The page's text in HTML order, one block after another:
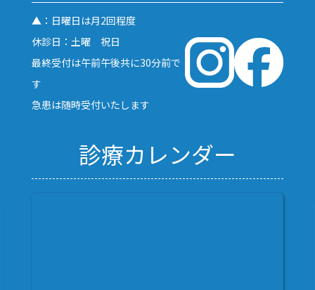
▲：日曜日は月2回程度
休診日：土曜 祝日
最終受付は午前午後共に30分前で
す
急患は随時受付いたします
診療カレンダー